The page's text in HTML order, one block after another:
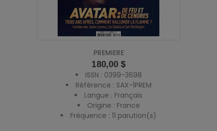
PREMIERE
Prix
180,00 $
ISSN : 0399-3698
Référence : SAX-1PREM
Langue : Français
Origine : France
Fréquence : 11 parution(s)